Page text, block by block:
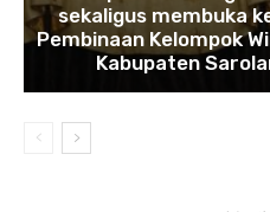
sekaligus membuka
Pembinaan Kelompok
Kabupaten